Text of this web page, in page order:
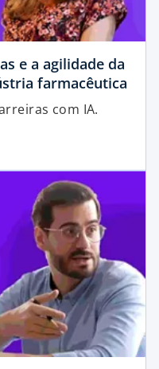
e a agilidade da
farmacêutica
com IA.